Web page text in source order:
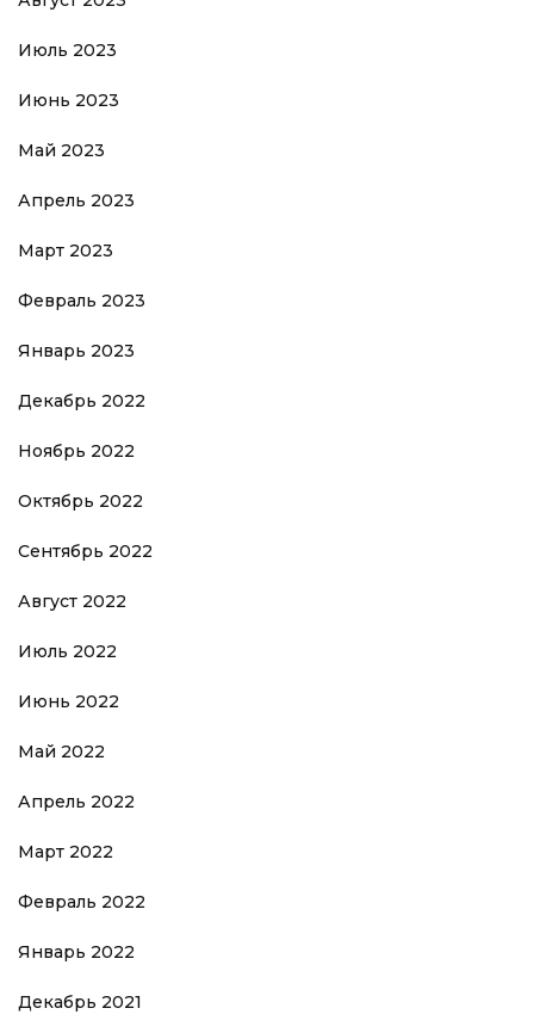
Июль 2023
Июнь 2023
Май 2023
Апрель 2023
Март 2023
Февраль 2023
Январь 2023
Декабрь 2022
Ноябрь 2022
Октябрь 2022
Сентябрь 2022
Август 2022
Июль 2022
Июнь 2022
Май 2022
Апрель 2022
Март 2022
Февраль 2022
Январь 2022
Декабрь 2021